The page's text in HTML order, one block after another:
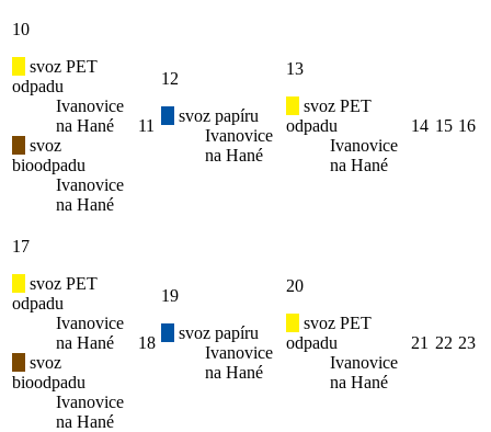
10
svoz PET
odpadu
Ivanovice
na Hané
svoz
bioodpadu
Ivanovice
na Hané
11
12
svoz papíru
Ivanovice
na Hané
13
svoz PET
odpadu
Ivanovice
na Hané
14 15 16
17
svoz PET
odpadu
Ivanovice
na Hané
svoz
bioodpadu
Ivanovice
na Hané
18
19
svoz papíru
Ivanovice
na Hané
20
svoz PET
odpadu
Ivanovice
na Hané
21 22 23